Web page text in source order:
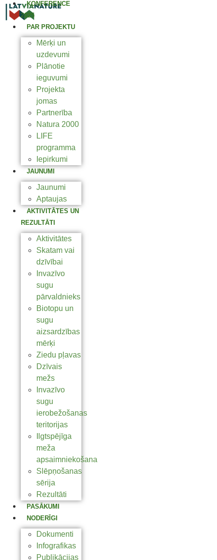
KONFERENCE
2025
PAR PROJEKTU
Mērķi un
uzdevumi
Plānotie
ieguvumi
Projekta
jomas
Partnerība
Natura 2000
LIFE
programma
Iepirkumi
JAUNUMI
Jaunumi
Aptaujas
AKTIVITĀTES UN
REZULTĀTI
Aktivitātes
Skatam vai
dzīvībai
Invazīvo
sugu
pārvaldnieks
Biotopu un
sugu
aizsardzības
mērķi
Ziedu pļavas
Dzīvais
mežs
Invazīvo
sugu
ierobežošanas
teritorijas
Ilgtspējīga
meža
apsaimniekošana
Slēpņošanas
sērija
Rezultāti
PASĀKUMI
NODERĪGI
Dokumenti
Infografikas
Publikācijas